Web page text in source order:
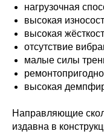
нагрузочная
высокая
высокая
отсутствие
малые силы
высокая
Направляющие
издавна в